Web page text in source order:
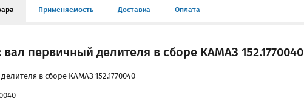
Применяемость Доставка Оплата
первичный делителя в сборе КАМАЗ 152.1770040
в сборе КАМАЗ 152.1770040